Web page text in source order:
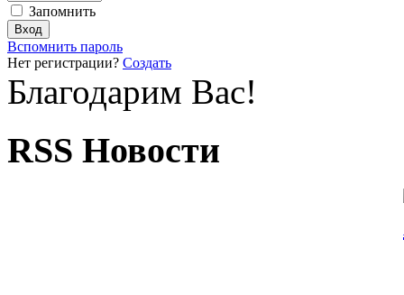
Запомнить
Вспомнить пароль
Нет регистрации? Создать
Благодарим Вас!
RSS Новости